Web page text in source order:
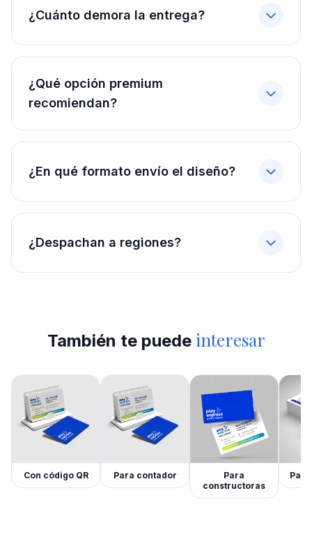
¿Cuánto demora la entrega?
¿Qué opción premium
recomiendan?
¿En qué formato envío el diseño?
¿Despachan a regiones?
También te puede interesar
Con código QR Para contador
Para
constructoras